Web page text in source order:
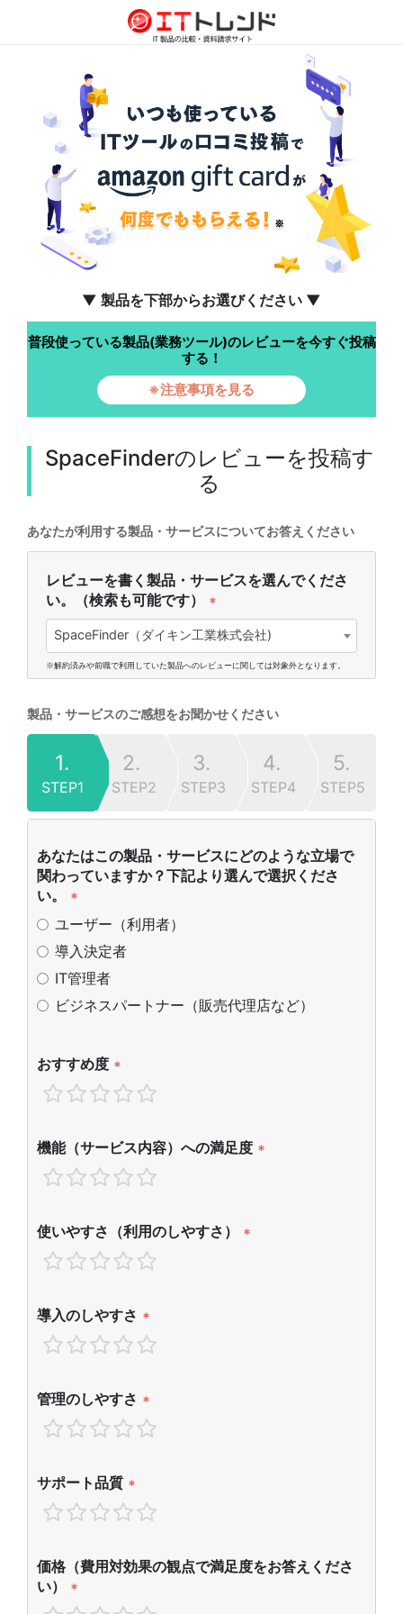
▼ 製品を下部からお選びください ▼
普段使っている製品(業務ツール)のレビューを今すぐ投稿
する！
※注意事項を見る
SpaceFinderのレビューを投稿す
る
あなたが利用する製品・サービスについてお答えください
レビューを書く製品・サービスを選んでくださ
い。（検索も可能です）
*
SpaceFinder（ダイキン工業株式会社)
※解約済みや前職で利用していた製品へのレビューに関しては対象外となります。
製品・サービスのご感想をお聞かせください
1.
STEP1
2.
STEP2
3.
STEP3
4.
STEP4
5.
STEP5
あなたはこの製品・サービスにどのような立場で
関わっていますか？下記より選んで選択くださ
い。
*
ユーザー（利用者）
導入決定者
IT管理者
ビジネスパートナー（販売代理店など）
おすすめ度 *
機能（サービス内容）への満足度 *
使いやすさ（利用のしやすさ） *
導入のしやすさ *
管理のしやすさ *
サポート品質 *
価格（費用対効果の観点で満足度をお答えくださ
い）
*